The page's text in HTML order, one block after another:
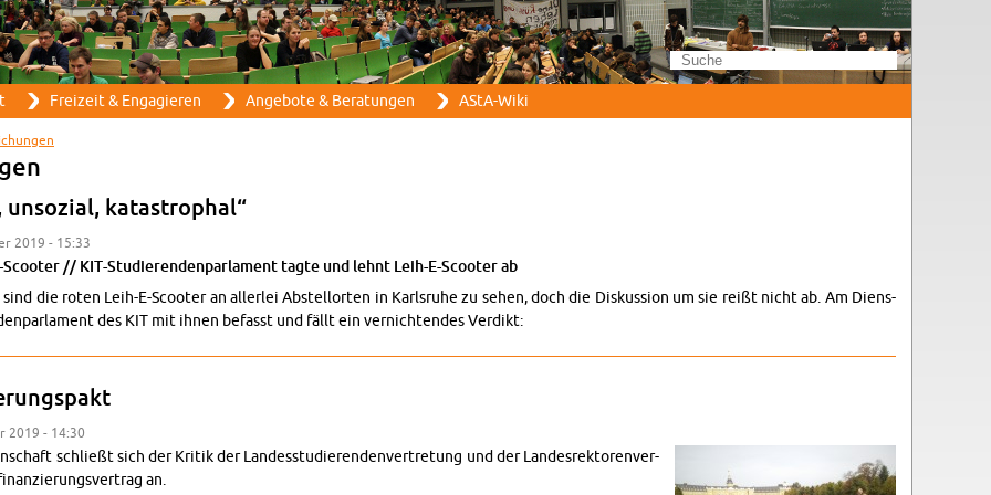
Direkt zum Inhalt
Frei­zeit & En­ga­gie­ren An­ge­bo­te & Be­ra­tun­gen AStA-Wi­ki
un­so­zi­al, ka­ta­stro­phal“
2019 - 15:33
// KIT-Stu­die­ren­den­par­la­ment tagte und lehnt Leih-E-Scoo­ter ab
die roten Leih-E-Scoo­ter an al­ler­lei Ab­stell­or­ten in Karls­ru­he zu sehen, doch die Dis­kus­si­on um sie reißt nicht ab. Am Diens­
des KIT mit ihnen be­fasst und fällt ein ver­nich­ten­des Ver­dikt:
2019 - 14:30
schließt sich der Kri­tik der Lan­des­stu­die­ren­den­ver­tre­tung und der Lan­des­rek­to­ren­ver­
an.